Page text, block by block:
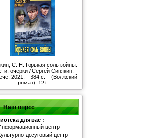
С. Н. Горькая соль войны:
очерки / Сергей Синякин.-
2021. – 384 с. – (Волжский
роман). 12+
Наш опрос
для вас :
центр
досуговый центр